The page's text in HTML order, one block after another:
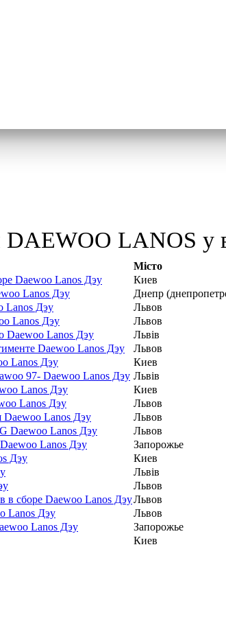
DAEWOO LANOS у
Місто
Daewoo Lanos Дэу
Киев
Lanos Дэу
Днепр
Lanos Дэу
Львов
Lanos Дэу
Львов
Daewoo Lanos Дэу
Львів
Daewoo Lanos Дэу
Львов
Lanos Дэу
Киев
97- Daewoo Lanos Дэу Львів
Lanos Дэу
Киев
Lanos Дэу
Львов
Daewoo Lanos Дэу
Львов
Daewoo Lanos Дэу
Львов
Lanos Дэу
Запорожье
Дэу
Киев
Львів
Львов
в сборе Daewoo Lanos ДэуЛьвов
Lanos Дэу
Львов
Lanos Дэу
Запорожье
Киев